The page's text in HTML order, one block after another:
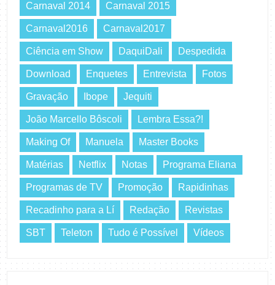
Carnaval 2014 Carnaval 2015
Carnaval2016 Carnaval2017
Ciência em Show DaquiDali Despedida
Download Enquetes Entrevista Fotos
Gravação Ibope Jequiti
João Marcello Bôscoli Lembra Essa?!
Making Of Manuela Master Books
Matérias Netflix Notas Programa Eliana
Programas de TV Promoção Rapidinhas
Recadinho para a Lí Redação Revistas
SBT Teleton Tudo é Possível Vídeos